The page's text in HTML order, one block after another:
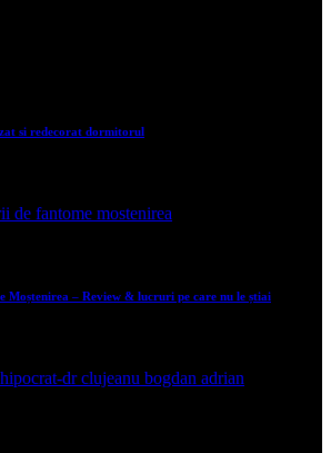
si redecorat dormitorul
Moștenirea – Review & lucruri pe care nu le știai